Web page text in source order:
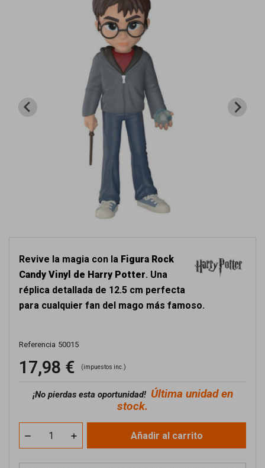
Revive la magia con la Figura Rock
Candy Vinyl de Harry Potter. Una
réplica detallada de 12.5 cm perfecta
para cualquier fan del mago más famoso.
Referencia 50015
17,98 € (impuestos inc.)
¡No pierdas esta oportunidad! Última unidad en
stock.
Añadir al carrito